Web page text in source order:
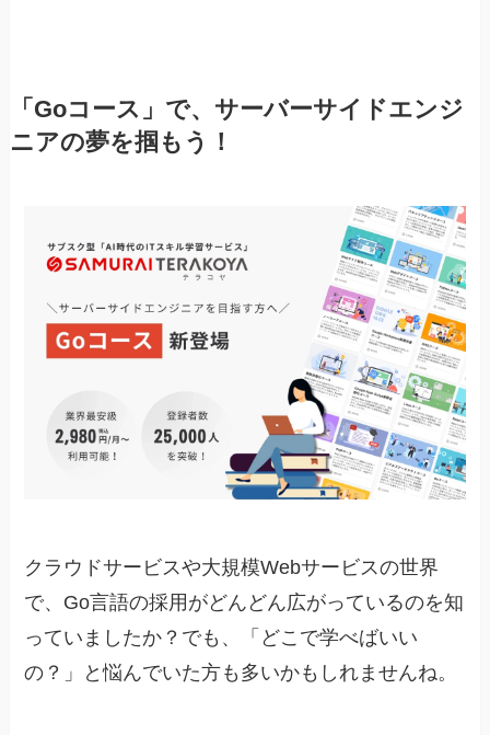
「Goコース」で、サーバーサイドエンジ
ニアの夢を掴もう！
クラウドサービスや大規模Webサービスの世界
で、Go言語の採用がどんどん広がっているのを知
っていましたか？でも、「どこで学べばいい
の？」と悩んでいた方も多いかもしれませんね。